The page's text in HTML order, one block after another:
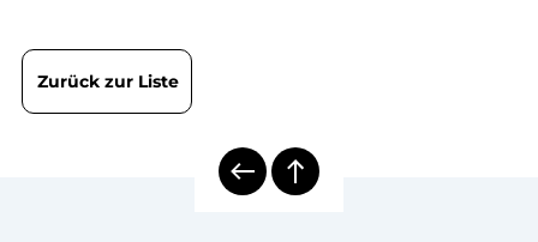
Zurück zur Liste